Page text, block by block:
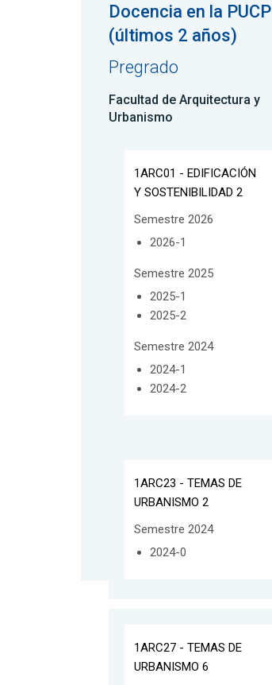
Docencia en la PUCP
(últimos 2 años)
Pregrado
Facultad de Arquitectura y
Urbanismo
1ARC01 - EDIFICACIÓN
Y SOSTENIBILIDAD 2
Semestre 2026
2026-1
Semestre 2025
2025-1
2025-2
Semestre 2024
2024-1
2024-2
1ARC23 - TEMAS DE
URBANISMO 2
Semestre 2024
2024-0
1ARC27 - TEMAS DE
URBANISMO 6